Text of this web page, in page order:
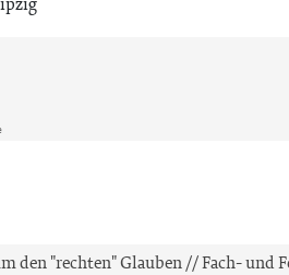
den "rechten" Glauben // Fach- und